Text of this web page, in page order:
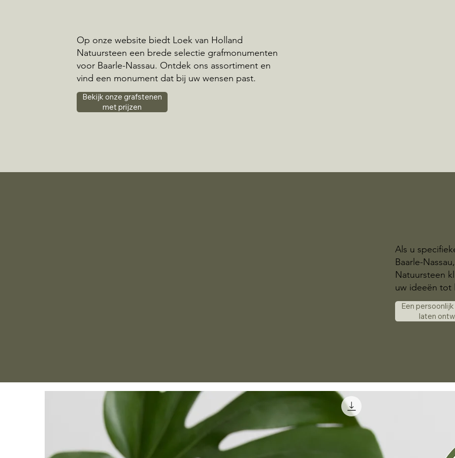
Op onze website biedt Loek van Holland
Natuursteen een brede selectie grafmonumenten
voor Baarle-Nassau. Ontdek ons assortiment en
vind een monument dat bij uw wensen past.
Bekijk onze grafstenen
met prijzen
Als u
Baarle-
Natuursteen
uw ideeën tot
Een
laten